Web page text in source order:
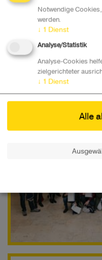
Projekt: E-LAF -
Schule: HTL Braunau
Kategorie: Sonderpreis
Zur „Innovativsten
HTL Braunau gekürt. ​​
Notwendige
werden.
↓ 1 Dienst
Analyse/Statistik
Analyse-Cookies
zielgerichteter
↓ 1 Dienst
Alle